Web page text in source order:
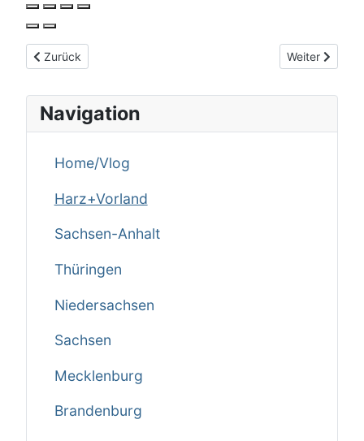
Navigation
Home/Vlog
Harz+Vorland
Sachsen-Anhalt
Thüringen
Niedersachsen
Sachsen
Mecklenburg
Brandenburg
Vorheriger Beitrag: Hängebrücke
Zurück Nächster
Weiter